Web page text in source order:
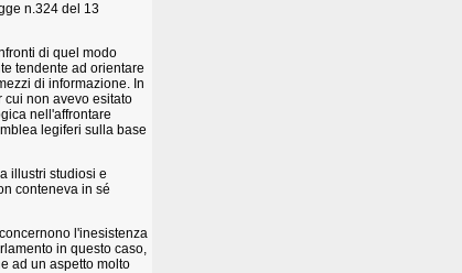
n.324 del 13
di quel modo
tendente ad orientare
di informazione. In
cui non avevo esitato
nell'affrontare
legiferi sulla base
illustri studiosi e
conteneva in sé
l'inesistenza
in questo caso,
ad un aspetto molto